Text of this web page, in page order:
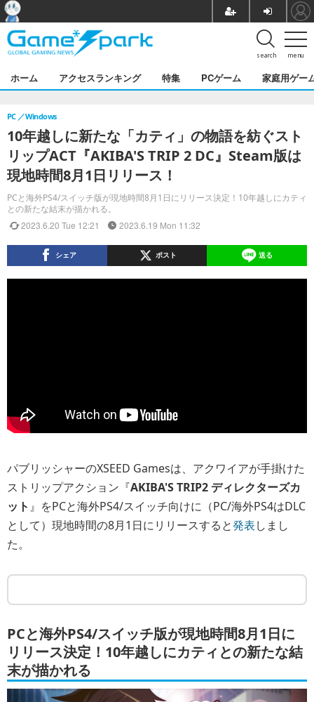
menu
search
ホーム アクセスランキング 特集 PCゲーム 家庭用ゲー
10年越しに新たな「カティ」の物語を紡ぐスト
リップACT『AKIBA'S TRIP 2 DC』Steam版は
現地時間8月1日リリース！
PCと海外PS4/スイッチ版が現地時間8月1日にリリース決定！10年越しにカティ
との新たな結末が描かれる。
PC Windows
2023.6.20 Tue 12:21 2023.6.19 Mon 11:32
シェア ポスト 送る
パブリッシャーのXSEED Gamesは、アクワイアが手掛けた
ストリップアクション『AKIBA'S TRIP2 ディレクターズカ
ット 』をPCと海外PS4/スイッチ向けに（PC/海外PS4はDLC
として）現地時間の8月1日にリリースすると発表しまし
た。
PCと海外PS4/スイッチ版が現地時間8月1日に
リリース決定！10年越しにカティとの新たな結
末が描かれる